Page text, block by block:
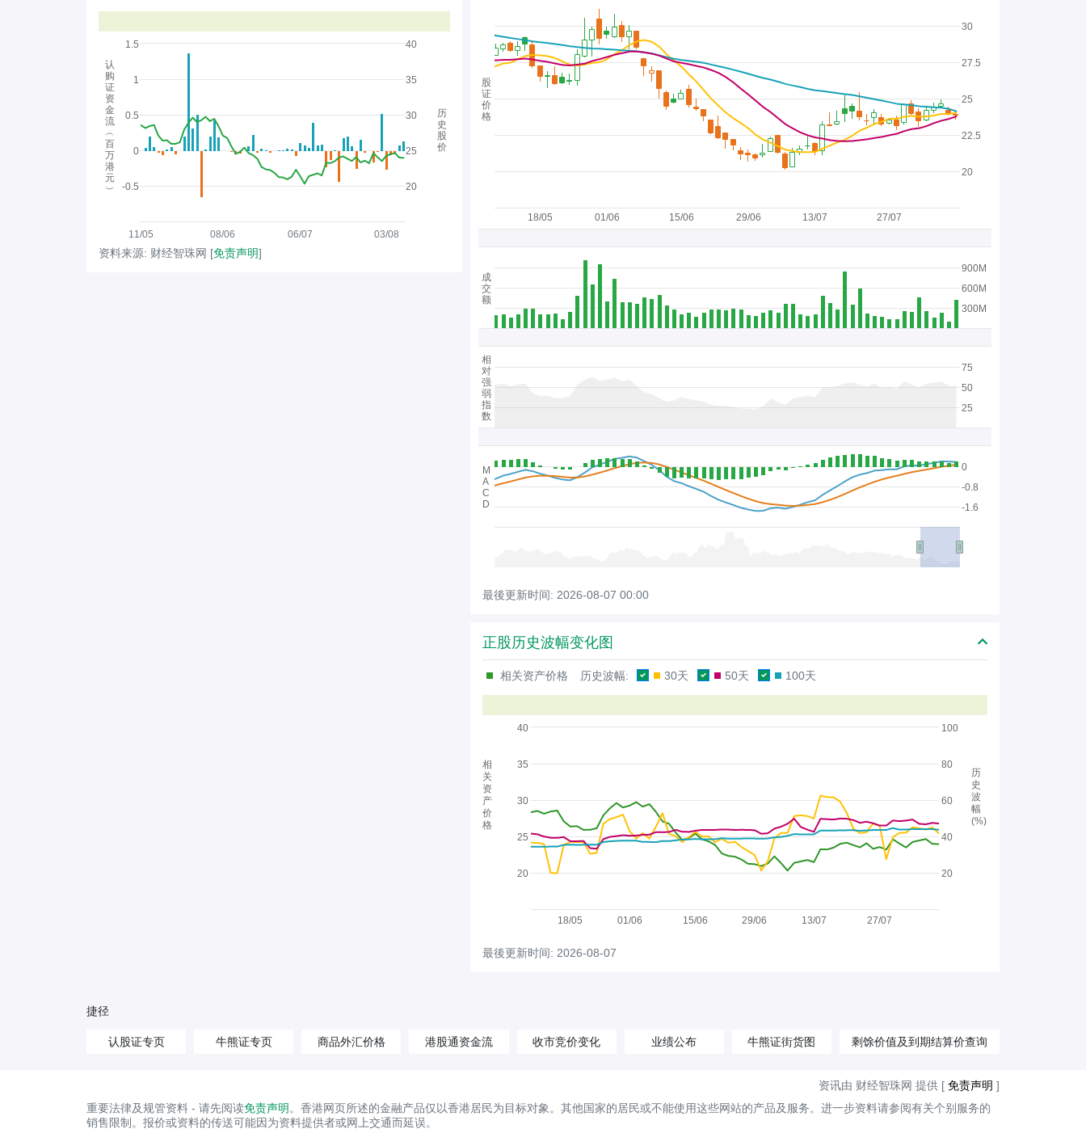
11/05 08/06 06/07 03/08
-0.5
0
0.5
1
1.5
20
25
30
35
40
认
购
证
资
金
流
︵
百
万
港
元
︶
历
史
股
价
资料来源: 财经智珠网 [免责声明]
18/05 01/06 15/06 29/06 13/07 27/07
20
22.5
25
27.5
30
300M
600M
900M
25
50
75
-1.6
-0.8
0
股
证
价
格
成
交
额
相
对
强
弱
指
数
M
A
C
D
最後更新时间: 2026-08-07 00:00
正股历史波幅变化图
相关资产价格 历史波幅: 30天 50天 100天
18/05 01/06 15/06 29/06 13/07 27/07
20
25
30
35
40
20
40
60
80
100
相
关
资
产
价
格
历
史
波
幅
(%)
最後更新时间: 2026-08-07
捷径
认股证专页 牛熊证专页 商品外汇价格 港股通资金流 收市竞价变化 业绩公布 牛熊证街货图 剩馀价值及到期结算价查询
资讯由 财经智珠网 提供 [ 免责声明 ]
重要法律及规管资料 - 请先阅读免责声明 。香港网页所述的金融产品仅以香港居民为目标对象。其他国家的居民或不能使用这些网站的产品及服务。进一步资料请参阅有关个别服务的
销售限制。报价或资料的传送可能因为资料提供者或网上交通而延误。